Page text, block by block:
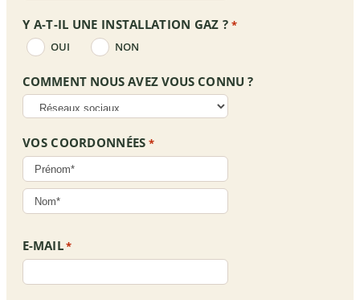
proch
ain.]
Y A-T-IL UNE INSTALLATION GAZ ? *
OUI
NON
COMMENT NOUS AVEZ VOUS CONNU ?
VOS COORDONNÉES *
E-MAIL*